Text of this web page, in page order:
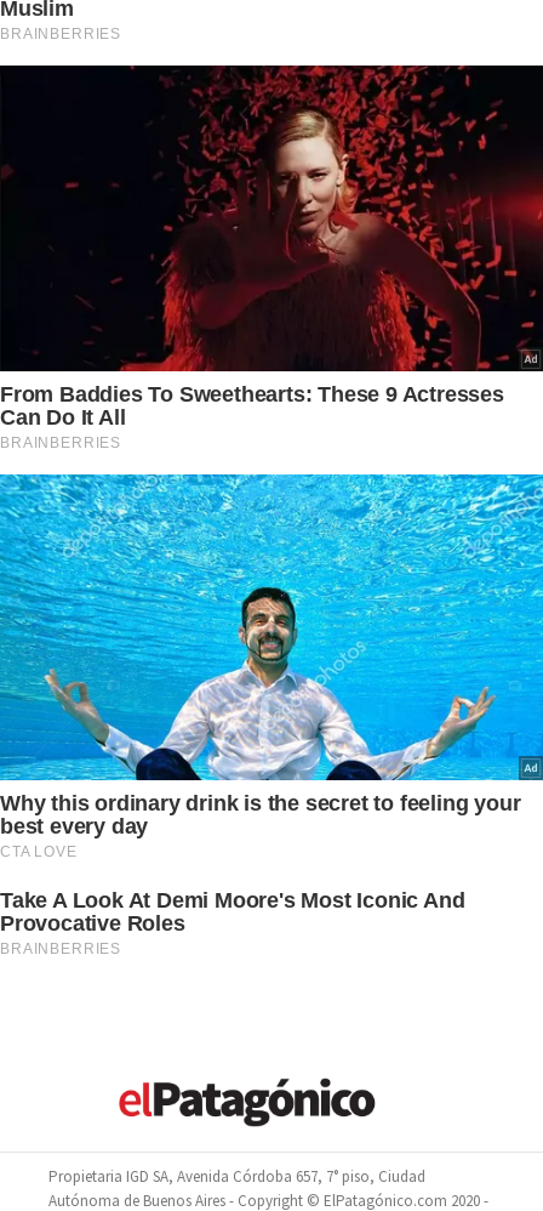
Propietaria IGD SA, Avenida Córdoba 657, 7° piso, Ciudad
Autónoma de Buenos Aires - Copyright © ElPatagónico.com 2020 -